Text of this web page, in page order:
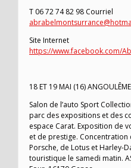
T 06 72 74 82 98 Courriel
Site Internet
https://www.facebook.com/
18 ET 19 MAI (16) ANGOULÊME
Salon de l’auto Sport
parc des expositions et des
espace Carat. Exposition de
et de prestige.
Porsche, de Lotus et Harley-
touristique le samedi matin.